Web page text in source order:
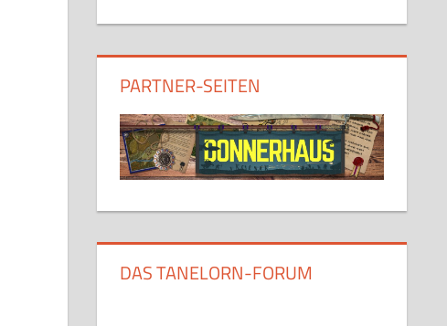
PARTNER-SEITEN
DAS TANELORN-FORUM